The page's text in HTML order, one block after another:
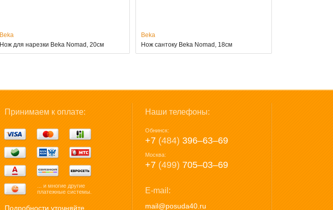
Beka
Нож для нарезки Beka Nomad, 20см
Beka
Нож сантоку Beka Nomad, 18см
Принимаем к оплате:
... и многие другие
платежные системы.
Подробности уточняйте
Наши телефоны:
Обнинск:
+7 (484) 396‒63‒69
Москва:
+7 (499) 705‒03‒69
E-mail:
mail@posuda40.ru